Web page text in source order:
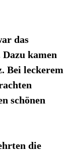
das
kamen
Bei leckerem
schönen
die